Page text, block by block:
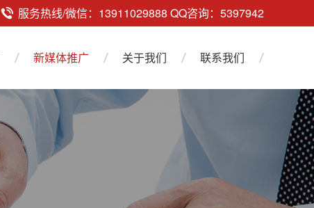
服务热线/微信：13911029888 QQ咨询：5397942
新媒体推广 关于我们 联系我们